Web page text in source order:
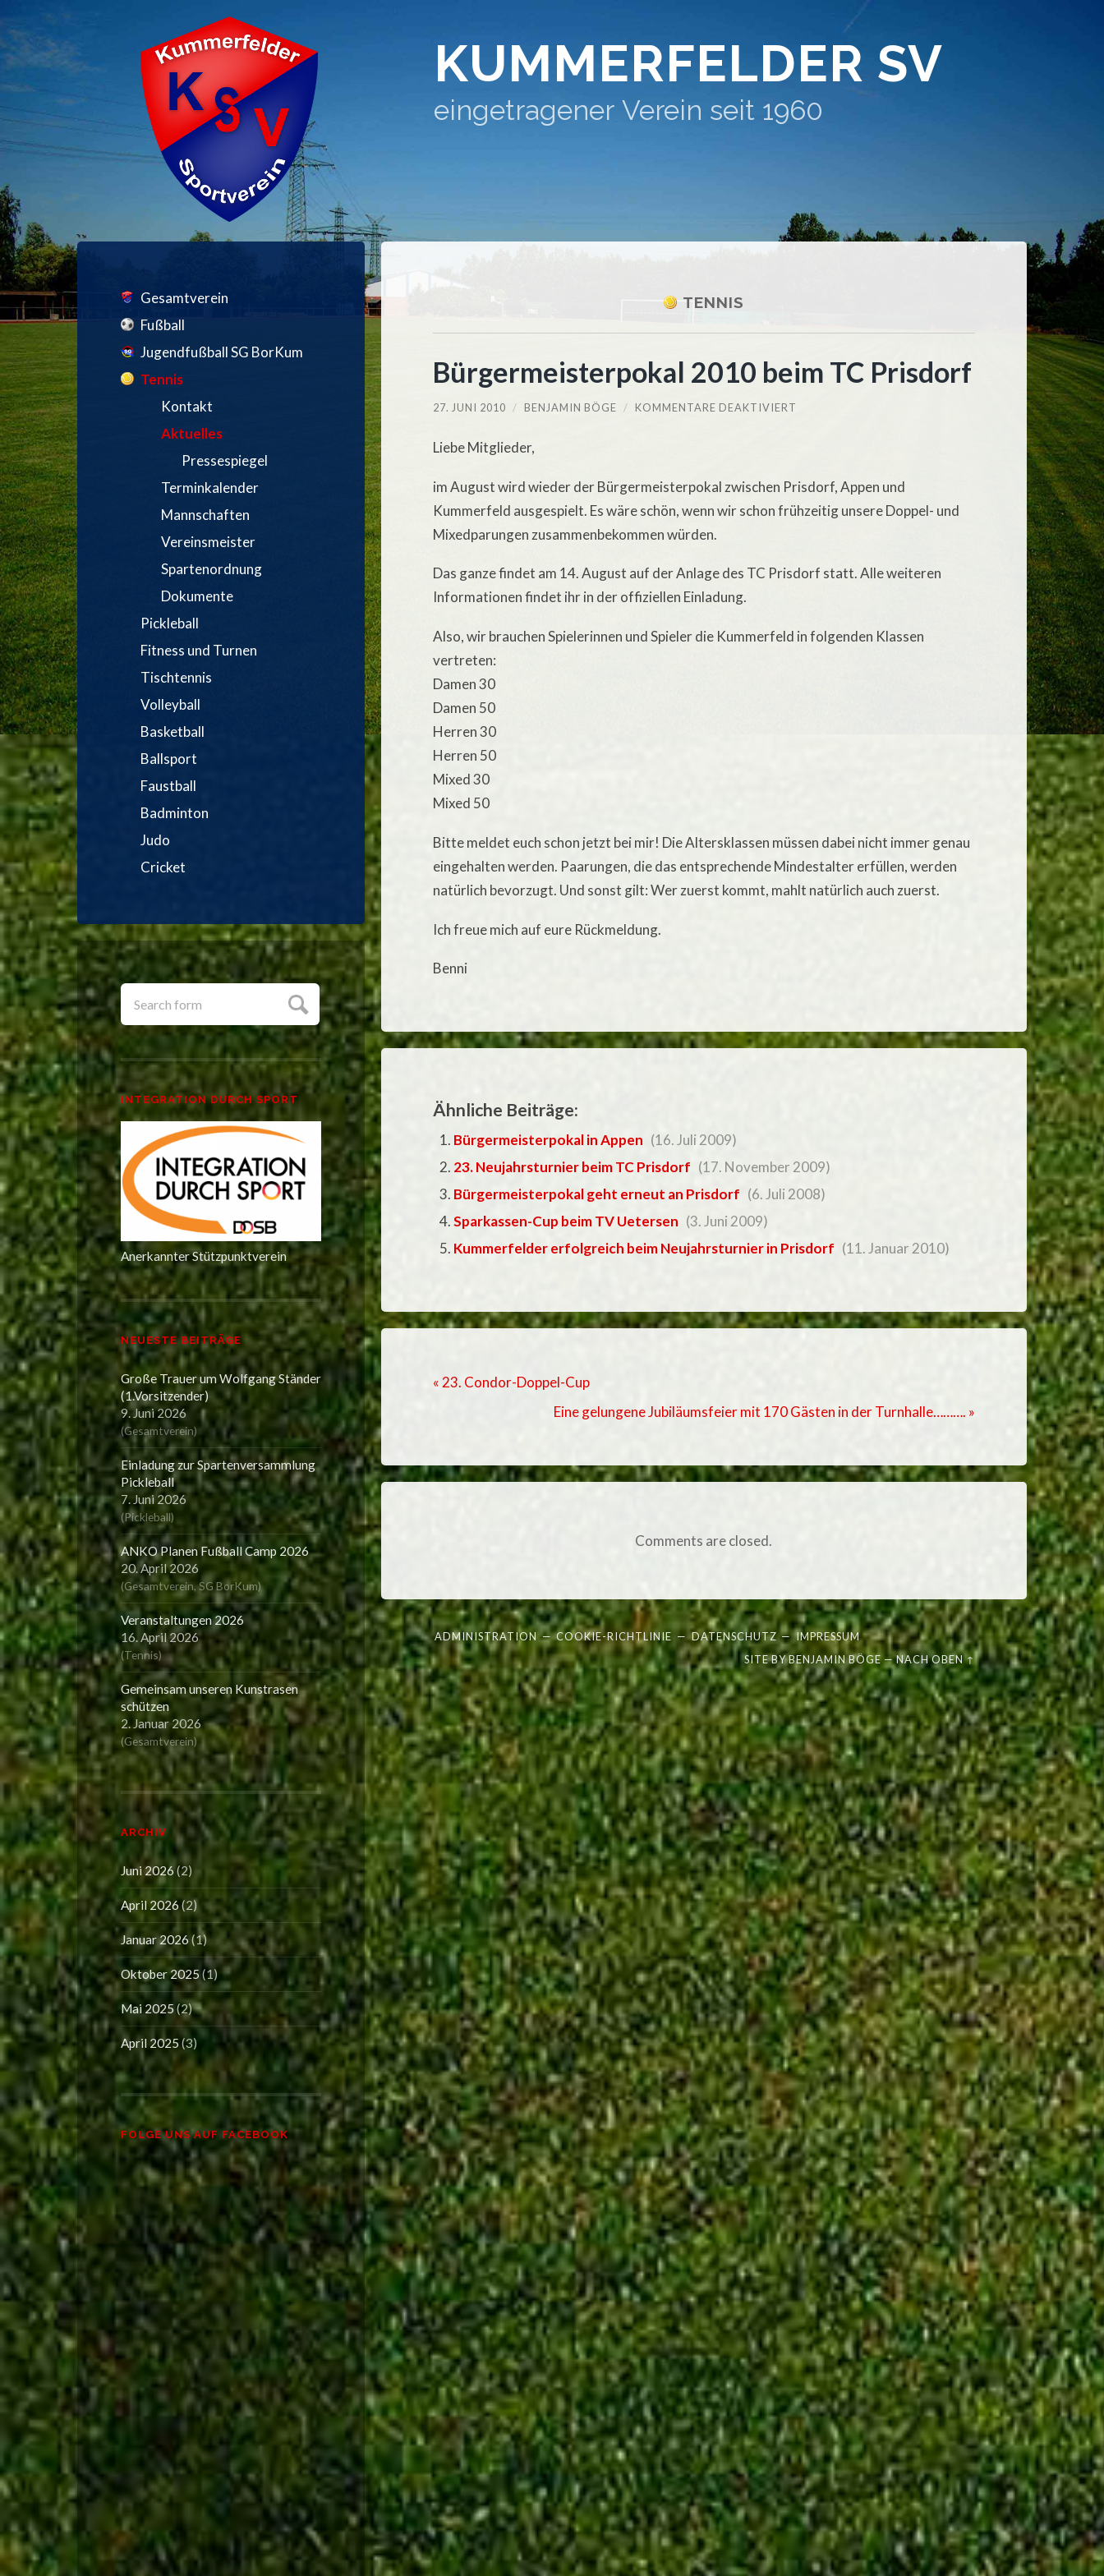
KUMMERFELDER SV
eingetragener Verein seit 1960
Gesamtverein
Fußball
Jugendfußball SG BorKum
Tennis
Kontakt
Aktuelles
Pressespiegel
Terminkalender
Mannschaften
Vereinsmeister
Spartenordnung
Dokumente
Pickleball
Fitness und Turnen
Tischtennis
Volleyball
Basketball
Ballsport
Faustball
Badminton
Judo
Cricket
INTEGRATION DURCH SPORT
Anerkannter Stützpunktverein
NEUESTE BEITRÄGE
Große Trauer um Wolfgang Ständer
(1.Vorsitzender)
9. Juni 2026
(Gesamtverein)
Einladung zur Spartenversammlung
Pickleball
7. Juni 2026
(Pickleball)
ANKO Planen Fußball Camp 2026
20. April 2026
(Gesamtverein,SG BorKum)
Veranstaltungen 2026
16. April 2026
(Tennis)
Gemeinsam unseren Kunstrasen
schützen
2. Januar 2026
(Gesamtverein)
ARCHIV
Juni 2026(2)
April 2026(2)
Januar 2026 (1)
Oktober 2025 (1)
Mai 2025(2)
April 2025(3)
FOLGE UNS AUF FACEBOOK
TENNIS
Bürgermeisterpokal 2010 beim TC Prisdorf
27. JUNI 2010 / BENJAMIN BÖGE / KOMMENTARE DEAKTIVIERT
Liebe Mitglieder,
im August wird wieder der Bürgermeisterpokal zwischen Prisdorf, Appen und
Kummerfeld ausgespielt. Es wäre schön, wenn wir schon frühzeitig unsere Doppel- und
Mixedparungen zusammenbekommen würden.
Das ganze findet am 14. August auf der Anlage des TC Prisdorf statt. Alle weiteren
Informationen findet ihr in der offiziellen Einladung.
Also, wir brauchen Spielerinnen und Spieler die Kummerfeld in folgenden Klassen
vertreten:
Damen 30
Damen 50
Herren 30
Herren 50
Mixed 30
Mixed 50
Bitte meldet euch schon jetzt bei mir! Die Altersklassen müssen dabei nicht immer genau
eingehalten werden. Paarungen, die das entsprechende Mindestalter erfüllen, werden
natürlich bevorzugt. Und sonst gilt: Wer zuerst kommt, mahlt natürlich auch zuerst.
Ich freue mich auf eure Rückmeldung.
Benni
Ähnliche Beiträge:
Bürgermeisterpokal in Appen (16. Juli 2009)
23. Neujahrsturnier beim TC Prisdorf (17. November 2009)
Bürgermeisterpokal geht erneut an Prisdorf (6. Juli 2008)
Sparkassen-Cup beim TV Uetersen (3. Juni 2009)
Kummerfelder erfolgreich beim Neujahrsturnier in Prisdorf (11. Januar 2010)
« 23. Condor-Doppel-Cup
Eine gelungene Jubiläumsfeier mit 170 Gästen in der Turnhalle………. »
Comments are closed.
ADMINISTRATION —COOKIE-RICHTLINIE —DATENSCHUTZ —IMPRESSUM
SITE BYBENJAMIN BÖGE—NACH OBEN ↑